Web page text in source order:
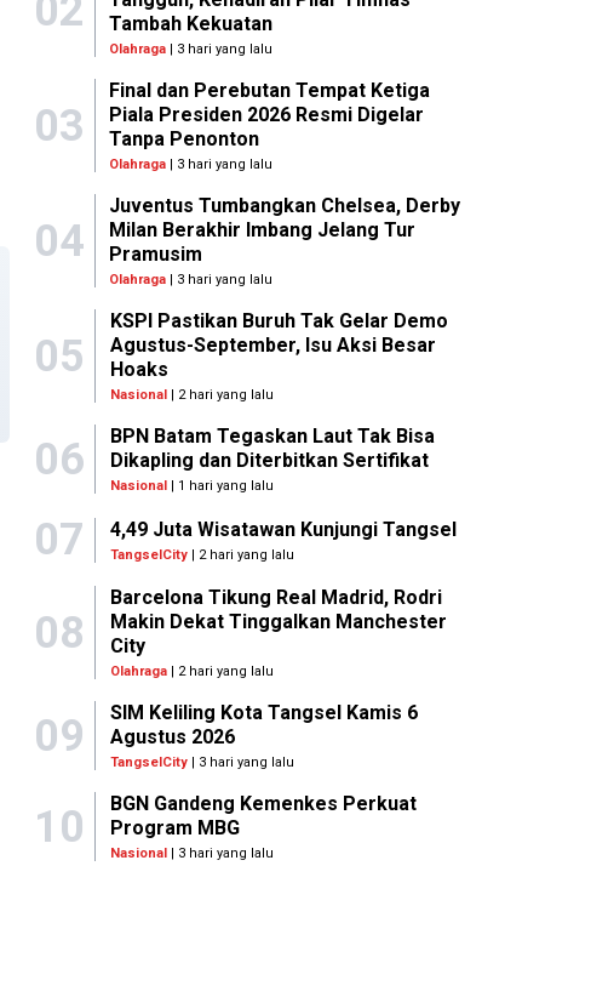
02
Tambah Kekuatan
Olahraga | 3 hari yang lalu
03
Final dan Perebutan Tempat Ketiga
Piala Presiden 2026 Resmi Digelar
Tanpa Penonton
Olahraga | 3 hari yang lalu
04
Juventus Tumbangkan Chelsea, Derby
Milan Berakhir Imbang Jelang Tur
Pramusim
Olahraga | 3 hari yang lalu
05
KSPI Pastikan Buruh Tak Gelar Demo
Agustus-September, Isu Aksi Besar
Hoaks
Nasional | 2 hari yang lalu
06
BPN Batam Tegaskan Laut Tak Bisa
Dikapling dan Diterbitkan Sertifikat
Nasional | 1 hari yang lalu
07 4,49 Juta Wisatawan Kunjungi Tangsel
TangselCity | 2 hari yang lalu
08
Barcelona Tikung Real Madrid, Rodri
Makin Dekat Tinggalkan Manchester
City
Olahraga| 2 hari yang lalu
09
SIM Keliling Kota Tangsel Kamis 6
Agustus 2026
TangselCity| 3 hari yang lalu
10
BGN Gandeng Kemenkes Perkuat
Program MBG
Nasional | 3 hari yang lalu